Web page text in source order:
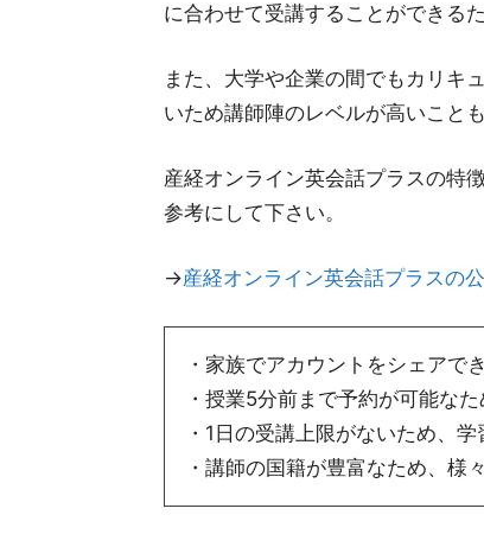
に合わせて受講することができる
また、大学や企業の間でもカリキ
いため講師陣のレベルが高いことも
産経オンライン英会話プラスの特
参考にして下さい。
→産経オンライン英会話プラスの
・家族でアカウントをシェアで
・授業5分前まで予約が可能な
・1日の受講上限がないため、
・講師の国籍が豊富なため、様